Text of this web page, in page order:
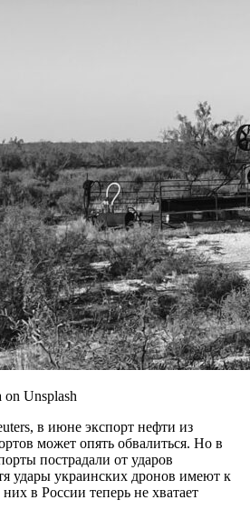
Unsplash
в июне экспорт нефти из
может опять обвалиться. Но в
пострадали от ударов
удары украинских дронов имеют к
в России теперь не хватает